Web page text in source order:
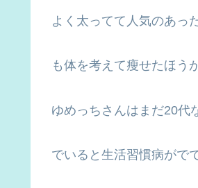
よく太ってて人気のあっ
も体を考えて瘦せたほう
ゆめっちさんはまだ20代
でいると生活習慣病がで